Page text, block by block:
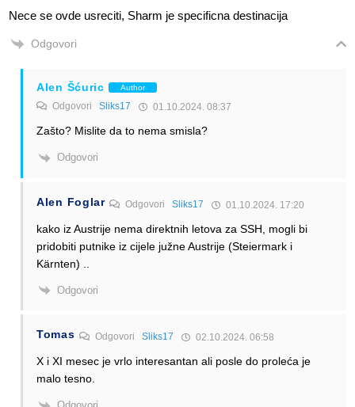
Nece se ovde usreciti, Sharm je specificna destinacija
Odgovori
Alen Šćuric Author
Odgovori Sliks17 01.10.2024. 08:37
Zašto? Mislite da to nema smisla?
Odgovori
Alen Foglar Odgovori Sliks17 01.10.2024. 17:20
kako iz Austrije nema direktnih letova za SSH, mogli bi
pridobiti putnike iz cijele južne Austrije (Steiermark i
Kärnten) ..
Odgovori
Tomas Odgovori Sliks17 02.10.2024. 06:58
X i XI mesec je vrlo interesantan ali posle do proleća je
malo tesno.